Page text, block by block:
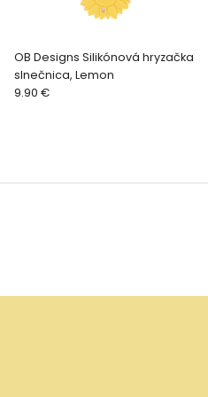
OB Designs Silikónová hryzačka
slnečnica, Lemon
9.90 €